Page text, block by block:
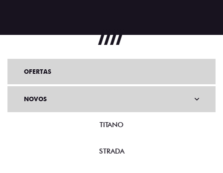
OFERTAS
NOVOS
TITANO
STRADA